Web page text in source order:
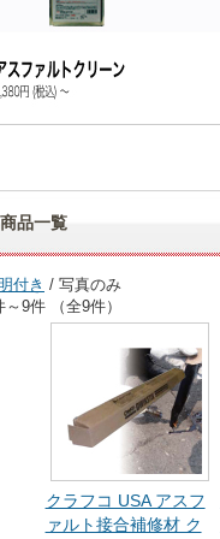
商品一覧
付き / 写真のみ
～9件 （全9件）
クラフコ USA アスフ
ァルト接合補修材 ク